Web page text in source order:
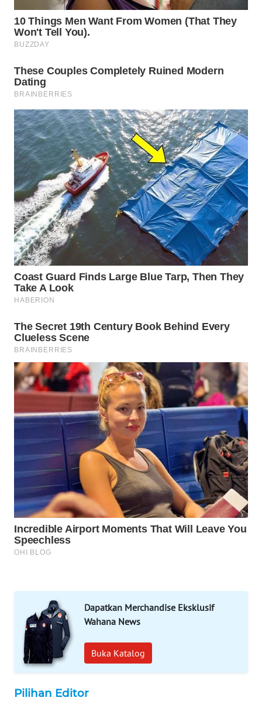
Dapatkan Merchandise Eksklusif
Wahana News
Buka Katalog
Pilihan Editor
WAHANA
TV
ID
WAHANANEWS
CO ID
WAHANANEWS
NET
WAHANA
SPORT
WAHANA
UMKM
WAHANA
SELEB
PERSONA
OTOMOTIF
HEALTH
WAHANA
DESA
WISATA
LAPAK
WAHANA
Wahana
Network
MASYARAKAT
KELISTRIKAN
WALINKI